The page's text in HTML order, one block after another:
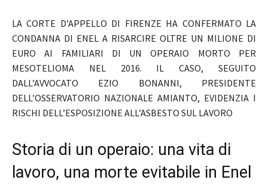
LA CORTE D’APPELLO DI FIRENZE HA CONFERMATO LA
CONDANNA DI ENEL A RISARCIRE OLTRE UN MILIONE DI
EURO AI FAMILIARI DI UN OPERAIO MORTO PER
MESOTELIOMA NEL 2016. IL CASO, SEGUITO
DALL’AVVOCATO EZIO BONANNI, PRESIDENTE
DELL’OSSERVATORIO NAZIONALE AMIANTO, EVIDENZIA I
RISCHI DELL’ESPOSIZIONE ALL’ASBESTO SUL LAVORO
Storia di un operaio: una vita di
lavoro, una morte evitabile in Enel